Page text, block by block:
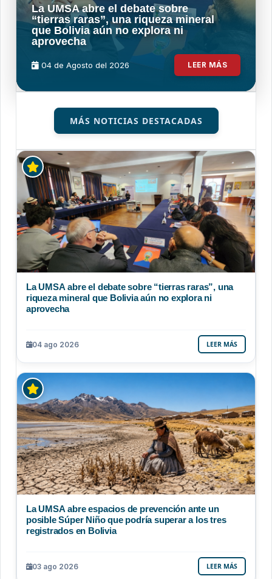
La UMSA abre el debate sobre
“tierras raras”, una riqueza mineral
que Bolivia aún no explora ni
aprovecha
04 de Agosto del 2026 LEER MÁS
MÁS NOTICIAS DESTACADAS
La UMSA abre el debate sobre “tierras raras”, una
riqueza mineral que Bolivia aún no explora ni
aprovecha
04 ago 2026 LEER MÁS
La UMSA abre espacios de prevención ante un
posible Súper Niño que podría superar a los tres
registrados en Bolivia
03 ago 2026 LEER MÁS